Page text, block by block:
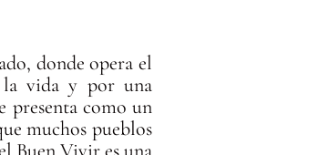
donde opera el
la vida y por una
presenta como un
muchos pueblos